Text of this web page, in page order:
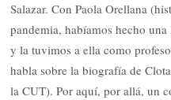
Salazar. Con Paola Orellana
pandemia, habíamos hecho
y la tuvimos a ella como
habla sobre la biografía de
la CUT). Por aquí, por allá, un